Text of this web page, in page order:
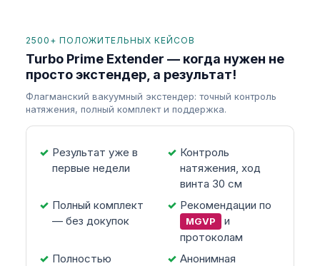
2500+ ПОЛОЖИТЕЛЬНЫХ КЕЙСОВ
Turbo Prime Extender — когда нужен не
просто экстендер, а результат!
Флагманский вакуумный экстендер: точный контроль
натяжения, полный комплект и поддержка.
Результат уже в
первые недели
Контроль
натяжения, ход
винта 30 см
Полный комплект
— без докупок
Рекомендации по
MGVP
и
протоколам
Полностью
Анонимная